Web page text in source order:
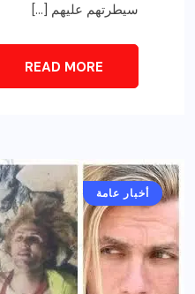
سيطرتهم عليهم […]
READ MORE
أخبار عامة